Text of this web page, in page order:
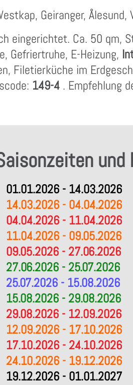
Geiranger, Ålesund,
eingerichtet. Ca. 50 qm,
Gefriertruhe, E-Heizung,
Filetierküche im
149-4 . Empfehlung
und
01.01.2026 - 14.03.2026
14.03.2026 - 04.04.2026
04.04.2026 - 11.04.2026
11.04.2026 - 09.05.2026
09.05.2026 - 27.06.2026
27.06.2026 - 25.07.2026
25.07.2026 - 15.08.2026
15.08.2026 - 29.08.2026
29.08.2026 - 12.09.2026
12.09.2026 - 17.10.2026
17.10.2026 - 24.10.2026
24.10.2026 - 19.12.2026
19.12.2026 - 01.01.2027